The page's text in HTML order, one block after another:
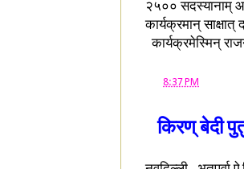
२५०० सदस्यानाम्
कार्यक्रमान् साक्षात्
कार्यक्रमेस्मिन्
8:37 PM
किरण् बेदी